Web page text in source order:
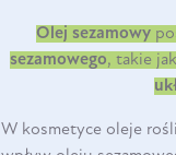
Olej sezamowy
sezamowego, takie
W kosmetyce oleje